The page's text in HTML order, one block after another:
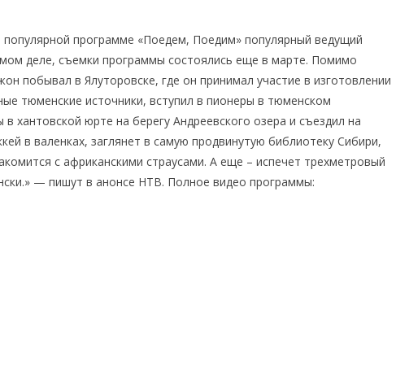
программе «Поедем, Поедим» популярный ведущий
деле, съемки программы состоялись еще в марте. Помимо
побывал в Ялуторовске, где он принимал участие в изготовлении
тюменские источники, вступил в пионеры в тюменском
хантовской юрте на берегу Андреевского озера и съездил на
в валенках, заглянет в самую продвинутую библиотеку Сибири,
с африканскими страусами. А еще – испечет трехметровый
— пишут в анонсе НТВ. Полное видео программы: